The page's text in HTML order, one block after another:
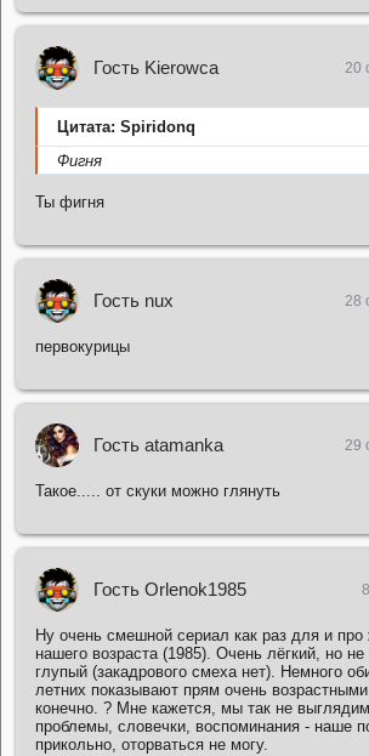
Гость Kierowca 20
Цитата: Spiridonq
Фигня
Ты фигня
Гость nux 28
первокурицы
Гость atamanka 29
Такое..... от скуки можно глянуть
Гость Orlenok1985
Ну очень смешной сериал как раз для и
нашего возраста (1985). Очень лёгкий, но не
глупый (закадрового смеха нет). Немного
летних показывают прям очень
конечно. ? Мне кажется, мы так не
проблемы, словечки, воспоминания - наше
прикольно, оторваться не могу.